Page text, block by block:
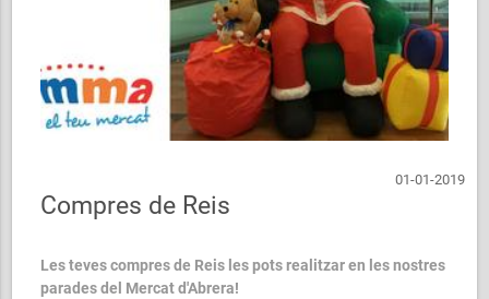
01-01-2019
Compres de Reis
Les teves compres de Reis les pots realitzar en les nostres
parades del Mercat d'Abrera!